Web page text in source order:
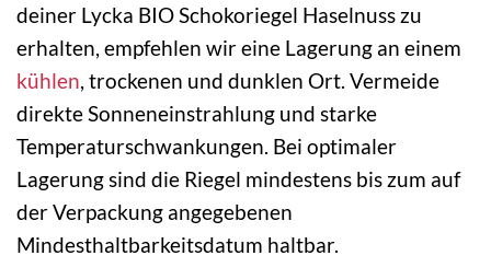
deiner Lycka BIO Schokoriegel Haselnuss zu
erhalten, empfehlen wir eine Lagerung an einem
kühlen, trockenen und dunklen Ort. Vermeide
direkte Sonneneinstrahlung und starke
Temperaturschwankungen. Bei optimaler
Lagerung sind die Riegel mindestens bis zum auf
der Verpackung angegebenen
Mindesthaltbarkeitsdatum haltbar.